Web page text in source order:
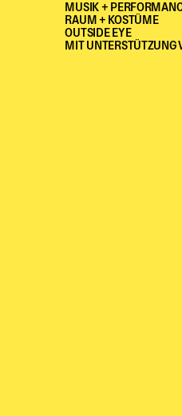
MUSIK +
RAUM + KOSTÜME
OUTSIDE EYE
MIT UNTERSTÜTZUNG